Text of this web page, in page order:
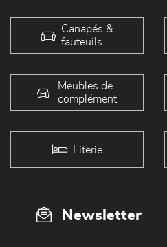
Canapés &
fauteuils
Meubles de
complément
Literie
Newsletter